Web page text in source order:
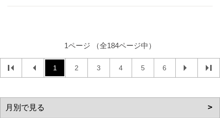
1ページ （全184ページ中）
1 2 3 4 5 6